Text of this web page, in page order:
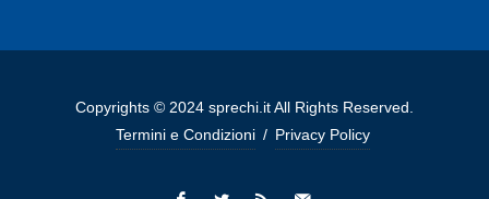
Copyrights © 2024 sprechi.it All Rights Reserved.
Termini e Condizioni / Privacy Policy